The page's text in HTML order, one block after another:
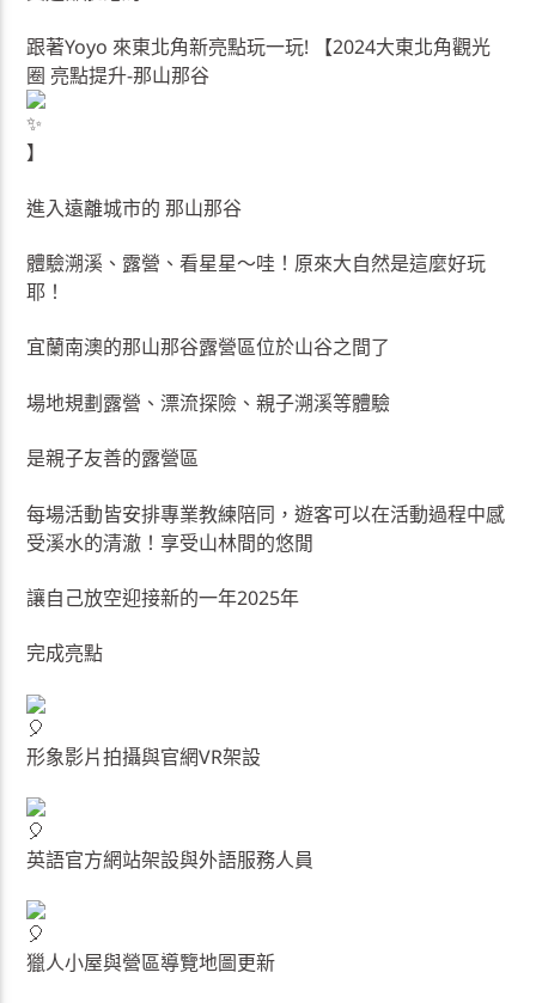
跟著Yoyo 來東北角新亮點玩一玩! 【2024大東北角觀光
圈 亮點提升-那山那谷
】
進入遠離城市的 那山那谷
體驗溯溪、露營、看星星～哇！原來大自然是這麼好玩
耶！
宜蘭南澳的那山那谷露營區位於山谷之間了
場地規劃露營、漂流探險、親子溯溪等體驗
是親子友善的露營區
每場活動皆安排專業教練陪同，遊客可以在活動過程中感
受溪水的清澈！享受山林間的悠閒
讓自己放空迎接新的一年2025年
完成亮點
形象影片拍攝與官網VR架設
英語官方網站架設與外語服務人員
獵人小屋與營區導覽地圖更新